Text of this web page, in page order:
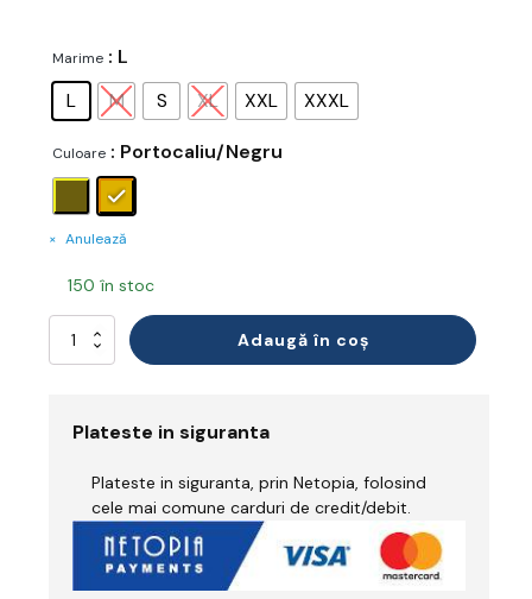
Marime : L
L
M S XL XXL XXXL
Culoare : Portocaliu/Negru
Anulează
150 în stoc
Cantitate
Combinezon
Adaugă în coș
Plateste in siguranta
Plateste in siguranta, prin Netopia, folosind
cele mai comune carduri de credit/debit.